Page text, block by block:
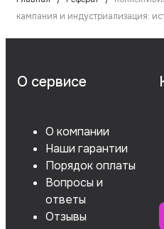
кампания и индустриализация:
О сервисе
О компании
Наши гарантии
Порядок оплаты
Вопросы и
ответы
Отзывы